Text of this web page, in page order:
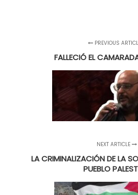
PREVIOUS
FALLECIÓ EL
NEXT ARTICLE
LA CRIMINALIZACIÓN DE LA
PUEBLO